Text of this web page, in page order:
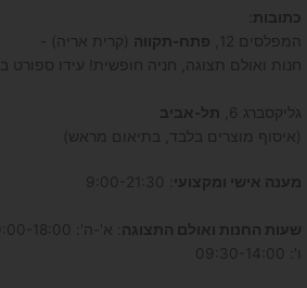
כתובות
המפלסים 12,
פתח-תקווה (קרית אריה) -
חנות ואולם תצוגה, חניה חופשית! עידו ספורט ב-Waze
גליקסברג 6,
תל-אביב
(איסוף מוצרים בלבד, בתיאום מראש)
מענה אישי ומקצועי
שעות החנות ואולם התצוגה : א'-ה': 09:00-18:00
ו': 09:30-14:00